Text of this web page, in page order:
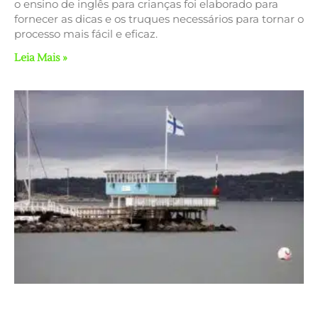
o ensino de inglês para crianças foi elaborado para
fornecer as dicas e os truques necessários para tornar o
processo mais fácil e eficaz.
Leia Mais »